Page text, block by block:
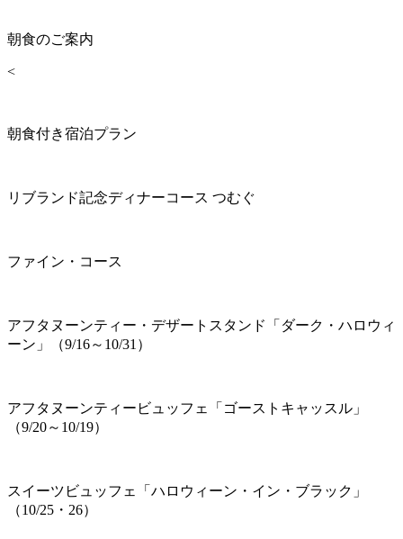
朝食のご案内
<
朝食付き宿泊プラン
リブランド記念ディナーコース つむぐ
ファイン・コース
アフタヌーンティー・デザートスタンド「ダーク・ハロウィ
ーン」（9/16～10/31）
アフタヌーンティービュッフェ「ゴーストキャッスル」
（9/20～10/19）
スイーツビュッフェ「ハロウィーン・イン・ブラック」
（10/25・26）